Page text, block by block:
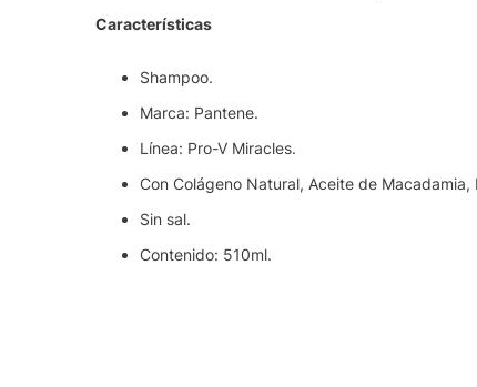
Características
Shampoo.
Marca: Pantene.
Línea: Pro-V Miracles.
Con Colágeno Natural, Aceite de Macadamia,
Sin sal.
Contenido: 510ml.